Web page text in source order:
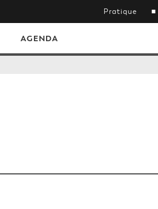
Pratique
AGENDA